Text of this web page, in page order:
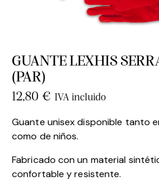
GUANTE LEXHIS
(PAR)
12,80 € IVA incluido
Guante unisex disponible tanto
como de niños.
Fabricado con un material
confortable y resistente.